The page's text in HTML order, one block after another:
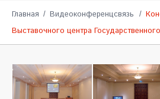
Главная Видеоконференцсвязь
Выставочного центра